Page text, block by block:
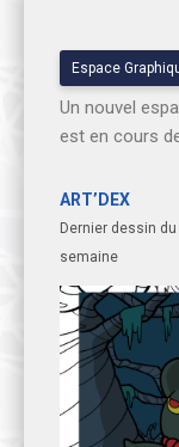
Espace
Un nouvel
est en cours
ART’DEX
Dernier dessin
semaine